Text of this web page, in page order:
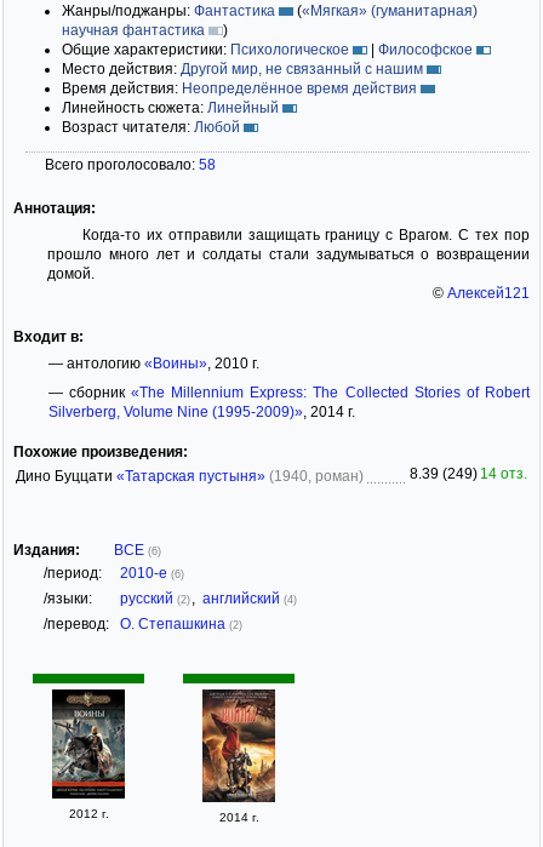
Жанры/поджанры: Фантастика («Мягкая» (гуманитарная)
научная фантастика
)
Общие характеристики: Психологическое | Философское
Место действия: Другой мир, не связанный с нашим
Время действия: Неопределённое время действия
Линейность сюжета: Линейный
Возраст читателя: Любой
Всего проголосовало: 58
Аннотация:
Когда-то их отправили защищать границу с Врагом. С тех пор
прошло много лет и солдаты стали задумываться о возвращении
домой.
© Алексей121
Входит в:
— антологию «Воины», 2010 г.
— сборник«The Millennium Express: The Collected Stories of Robert
Silverberg, Volume Nine (1995-2009)», 2014 г.
Похожие произведения:
Дино Буццати «Татарская пустыня» (1940, роман) 8.39 (249) 14 отз.
Издания: ВСЕ (6)
/период: 2010-е (6)
/языки: русский (2) , английский (4)
/перевод: О. Степашкина (2)
2012 г. 2014 г.